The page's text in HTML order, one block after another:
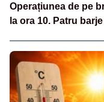
Operațiunea de pe
la ora 10. Patru